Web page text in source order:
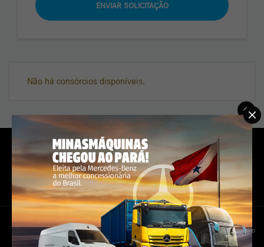
ENVIAR SOLICITAÇÃO
Não há consórcios disponíveis.